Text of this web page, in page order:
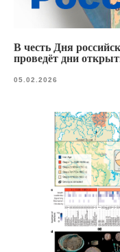
В честь Дня
проведёт дни
05.02.2026